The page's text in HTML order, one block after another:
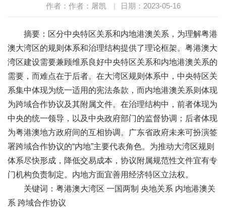
作者：作者：屠凯 | 日期：2023-05-16
摘要：区分中央特区关系和内地港澳关系，为理解粤港
澳大湾区的规则体系和治理结构提供了理论框架。粤港澳大
湾区建设需要兼顾维系良好中央特区关系和内地港澳关系的
需要，而难点在于后者。在大湾区规则体系中，中央特区关
系集中体现为统一适用的宪法条款，而内地港澳关系则体现
为跨域合作协议及其附属文件。在治理结构中，前者体现为
中央的统一领导，以及中央政府部门的监督协调；后者体现
为粤港澳地方政府间的互相协调。广东省政府未来可扮演签
署跨域合作协议的“内地”主要代表角色。为推动大湾区规则
体系尽快形成，降低交易成本，协议附属规范性文件宜有专
门机构负责制定。内地方面宜善用经济特区立法权。
关键词：粤港澳大湾区 一国两制 央地关系 内地港澳关
系 跨域合作协议